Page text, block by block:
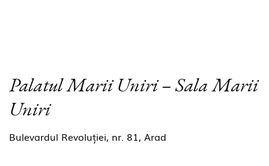
Palatul Marii Uniri – Sala Marii
Uniri
Bulevardul Revoluției, nr. 81, Arad